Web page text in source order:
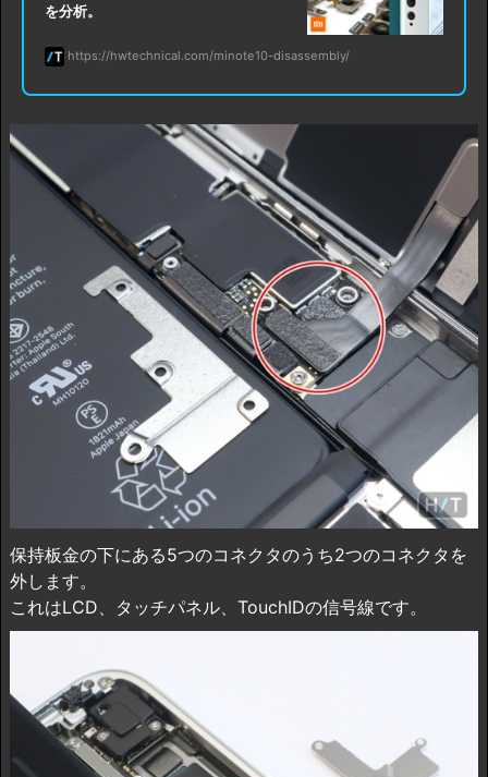
を分析。
https://hwtechnical.com/minote10-disassembly/
保持板金の下にある5つのコネクタのうち2つのコネクタを
外します。
これはLCD、タッチパネル、TouchIDの信号線です。